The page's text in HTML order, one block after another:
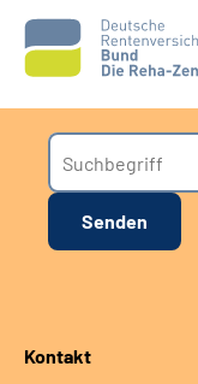
Aktuelles
Unsere Kliniken
Karriere
Kontakt